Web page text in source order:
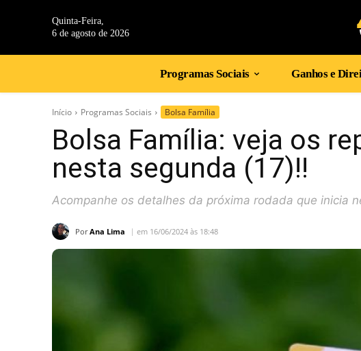
Quinta-Feira,
6 de agosto de 2026
Programas Sociais Ganhos e
Início Programas Sociais Bolsa Família
Bolsa Família: veja os
nesta segunda (17)!!
Acompanhe os detalhes da próxima rodada que inicia
Por Ana Lima em 16/06/2024 às 18:48